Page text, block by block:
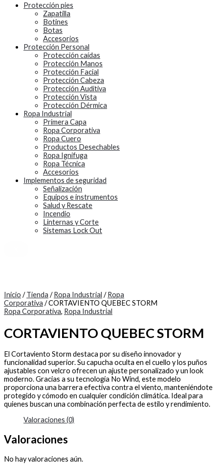
Protección pies
Zapatilla
Botines
Botas
Accesorios
Protección Personal
Protección caídas
Protección Manos
Protección Facial
Protección Cabeza
Protección Auditiva
Protección Vista
Protección Dérmica
Ropa Industrial
Primera Capa
Ropa Corporativa
Ropa Cuero
Productos Desechables
Ropa Ignifuga
Ropa Técnica
Accesorios
Implementos de seguridad
Señalización
Equipos e instrumentos
Salud y Rescate
Incendio
Linternas y Corte
Sistemas Lock Out
Inicio /Tienda /Ropa Industrial /Ropa
Corporativa / CORTAVIENTO QUEBEC STORM
Ropa Corporativa, Ropa Industrial
CORTAVIENTO QUEBEC STORM
El Cortaviento Storm destaca por su diseño innovador y
funcionalidad superior. Su capucha oculta en el cuello y los puños
ajustables con velcro ofrecen un ajuste personalizado y un look
moderno. Gracias a su tecnología No Wind, este modelo
proporciona una barrera efectiva contra el viento, manteniéndote
protegido y cómodo en cualquier condición climática. Ideal para
quienes buscan una combinación perfecta de estilo y rendimiento.
Valoraciones (0)
Valoraciones
No hay valoraciones aún.